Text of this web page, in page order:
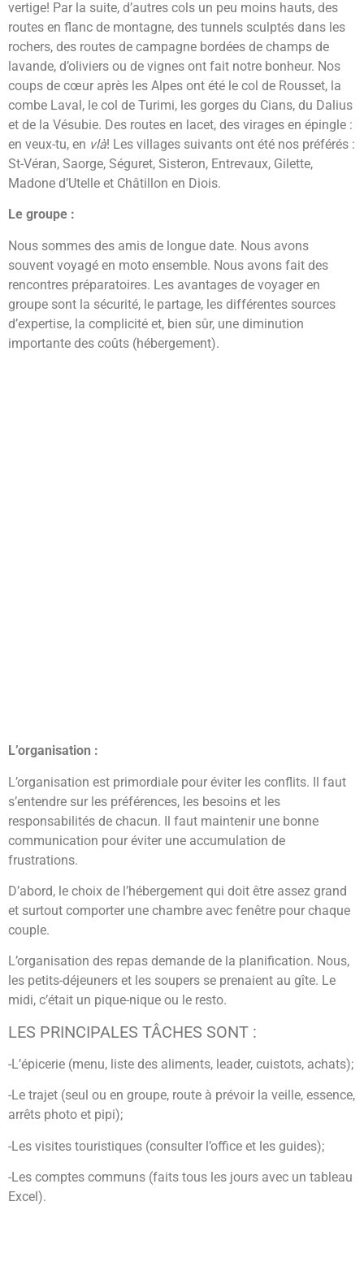
vertige! Par la suite, d’autres cols un peu moins hauts, des
routes en flanc de montagne, des tunnels sculptés dans les
rochers, des routes de campagne bordées de champs de
lavande, d’oliviers ou de vignes ont fait notre bonheur. Nos
coups de cœur après les Alpes ont été le col de Rousset, la
combe Laval, le col de Turimi, les gorges du Cians, du Dalius
et de la Vésubie. Des routes en lacet, des virages en épingle :
en veux-tu, en vlà! Les villages suivants ont été nos préférés :
St-Véran, Saorge, Séguret, Sisteron, Entrevaux, Gilette,
Madone d’Utelle et Châtillon en Diois.
Le groupe :
Nous sommes des amis de longue date. Nous avons
souvent voyagé en moto ensemble. Nous avons fait des
rencontres préparatoires. Les avantages de voyager en
groupe sont la sécurité, le partage, les différentes sources
d’expertise, la complicité et, bien sûr, une diminution
importante des coûts (hébergement).
L’organisation :
L’organisation est primordiale pour éviter les conflits. Il faut
s’entendre sur les préférences, les besoins et les
responsabilités de chacun. Il faut maintenir une bonne
communication pour éviter une accumulation de
frustrations.
D’abord, le choix de l’hébergement qui doit être assez grand
et surtout comporter une chambre avec fenêtre pour chaque
couple.
L’organisation des repas demande de la planification. Nous,
les petits-déjeuners et les soupers se prenaient au gîte. Le
midi, c’était un pique-nique ou le resto.
LES PRINCIPALES TÂCHES SONT :
-L’épicerie (menu, liste des aliments, leader, cuistots, achats);
-Le trajet (seul ou en groupe, route à prévoir la veille, essence,
arrêts photo et pipi);
-Les visites touristiques (consulter l’office et les guides);
-Les comptes communs (faits tous les jours avec un tableau
Excel).